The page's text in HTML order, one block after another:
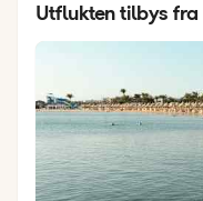
Utflukten tilbys fra